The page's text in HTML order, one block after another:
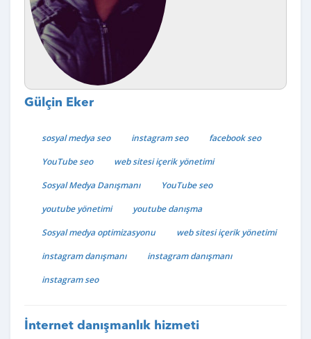
Gülçin Eker
sosyal medya seo instagram seo
facebook seo
YouTube seo
web sitesi içerik yönetimi
Sosyal Medya Danışmanı
YouTube seo
youtube yönetimi
youtube danışma
Sosyal medya optimizasyonu
web sitesi içerik yönetimi
instagram danışmanı
instagram danışmanı
instagram seo
İnternet danışmanlık hizmeti